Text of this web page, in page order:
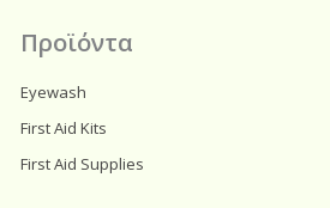
Προϊόντα
Eyewash
First Aid Kits
First Aid Supplies